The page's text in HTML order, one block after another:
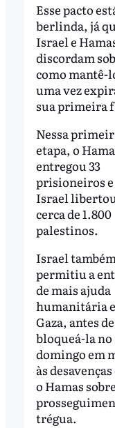
Esse pacto
berlinda, já
Israel e
discordam
como mantê-
uma vez
sua primeira
Nessa
etapa, o
entregou 33
prisioneiros e
Israel
cerca de 1.800
palestinos.
Israel
permitiu a
de mais ajuda
humanitária
Gaza, antes de
bloqueá-la no
domingo em
às
o Hamas
trégua.